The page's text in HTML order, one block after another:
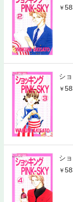
シ
シ